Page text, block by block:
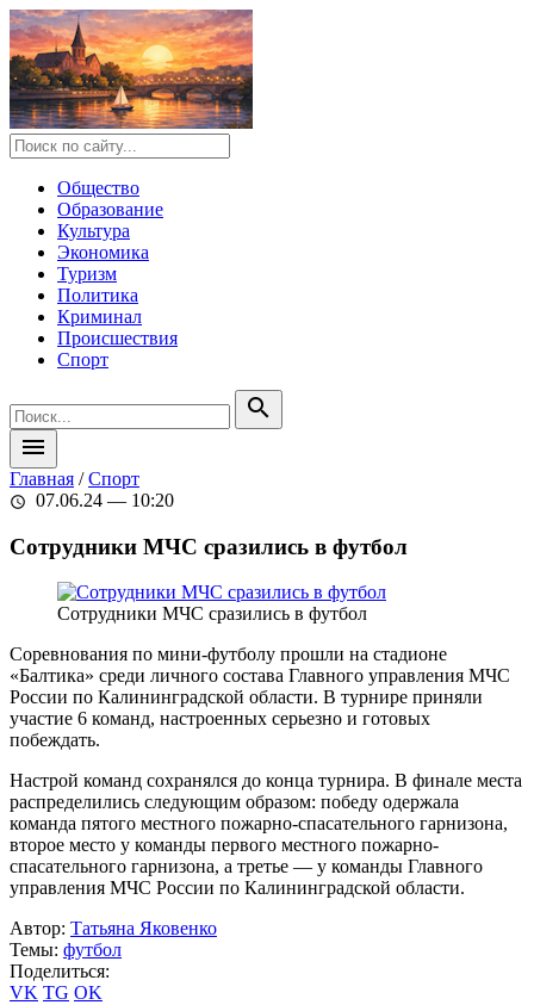
Общество
Образование
Культура
Экономика
Туризм
Политика
Криминал
Происшествия
Спорт
search
menu
Главная /Спорт
schedule 07.06.24 — 10:20
Сотрудники МЧС сразились в футбол
Сотрудники МЧС сразились в футбол
Соревнования по мини-футболу прошли на стадионе
«Балтика» среди личного состава Главного управления МЧС
России по Калининградской области. В турнире приняли
участие 6 команд, настроенных серьезно и готовых
побеждать.
Настрой команд сохранялся до конца турнира. В финале места
распределились следующим образом: победу одержала
команда пятого местного пожарно-спасательного гарнизона,
второе место у команды первого местного пожарно-
спасательного гарнизона, а третье — у команды Главного
управления МЧС России по Калининградской области.
Автор: Татьяна Яковенко
Темы: футбол
Поделиться:
VK TG OK